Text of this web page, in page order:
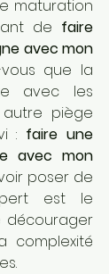
maturation
de faire
avec mon
vous que la
avec les
autre piège
: faire une
avec mon
poser de
est le
décourager
complexité